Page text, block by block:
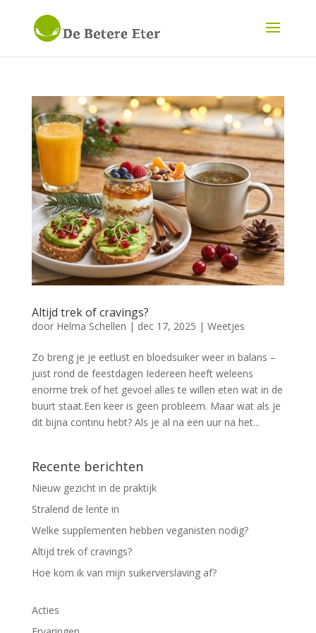
Altijd trek of cravings?
door Helma Schellen | dec 17, 2025 | Weetjes
Zo breng je je eetlust en bloedsuiker weer in balans –
juist rond de feestdagen Iedereen heeft weleens
enorme trek of het gevoel alles te willen eten wat in de
buurt staat.Een keer is geen probleem. Maar wat als je
dit bijna continu hebt? Als je al na een uur na het...
Recente berichten
Nieuw gezicht in de praktijk
Stralend de lente in
Welke supplementen hebben veganisten nodig?
Altijd trek of cravings?
Hoe kom ik van mijn suikerverslaving af?
Acties